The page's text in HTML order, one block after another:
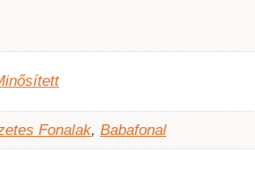
Fonalak, Babafonal